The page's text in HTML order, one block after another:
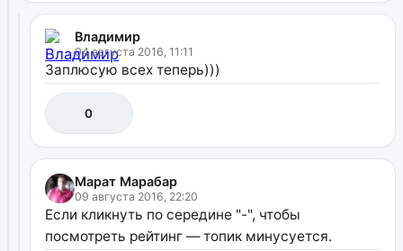
Владимир
04 августа 2016, 11:11
Заплюсую всех теперь)))
0
Марат Марабар
09 августа 2016, 22:20
Если кликнуть по середине "-", чтобы
посмотреть рейтинг — топик минусуется.